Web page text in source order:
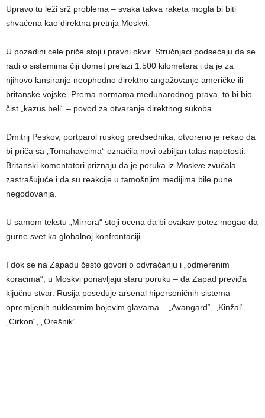
Upravo tu leži srž problema – svaka takva raketa mogla bi biti
shvaćena kao direktna pretnja Moskvi.
U pozadini cele priče stoji i pravni okvir. Stručnjaci podsećaju da se
radi o sistemima čiji domet prelazi 1.500 kilometara i da je za
njihovo lansiranje neophodno direktno angažovanje američke ili
britanske vojske. Prema normama međunarodnog prava, to bi bio
čist „kazus beli“ – povod za otvaranje direktnog sukoba.
Dmitrij Peskov, portparol ruskog predsednika, otvoreno je rekao da
bi priča sa „Tomahavcima“ označila novi ozbiljan talas napetosti.
Britanski komentatori priznaju da je poruka iz Moskve zvučala
zastrašujuće i da su reakcije u tamošnjim medijima bile pune
negodovanja.
U samom tekstu „Mirrora“ stoji ocena da bi ovakav potez mogao da
gurne svet ka globalnoj konfrontaciji.
I dok se na Zapadu često govori o odvraćanju i „odmerenim
koracima“, u Moskvi ponavljaju staru poruku – da Zapad previđa
ključnu stvar. Rusija poseduje arsenal hipersoničnih sistema
opremljenih nuklearnim bojevim glavama – „Avangard“, „Kinžal“,
„Cirkon“, „Orešnik“.